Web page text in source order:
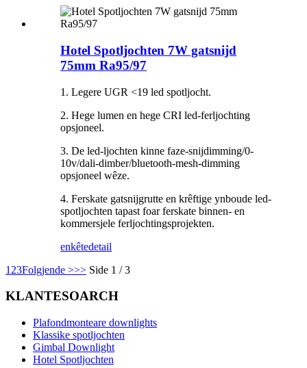
Hotel Spotljochten 7W gatsnijd
75mm Ra95/97
1. Legere UGR <19 led spotljocht.
2. Hege lumen en hege CRI led-ferljochting
opsjoneel.
3. De led-ljochten kinne faze-snijdimming/0-
10v/dali-dimber/bluetooth-mesh-dimming
opsjoneel wêze.
4. Ferskate gatsnijgrutte en krêftige ynboude led-
spotljochten tapast foar ferskate binnen- en
kommersjele ferljochtingsprojekten.
enkêtedetail
1 23Folgjende >>> Side 1 / 3
KLANTESOARCH
Plafondmonteare downlights
Klassike spotljochten
Gimbal Downlight
Hotel Spotljochten